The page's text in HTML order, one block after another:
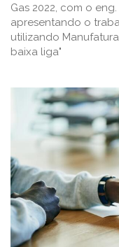
Gas 2022, com o
apresentando o
utilizando
baixa liga"